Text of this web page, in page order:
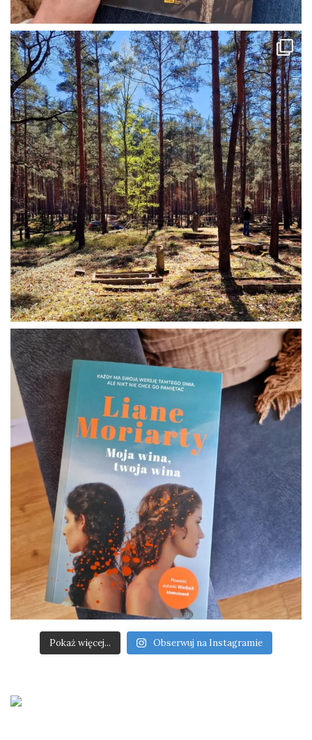
Pokaż więcej... Obserwuj na Instagramie